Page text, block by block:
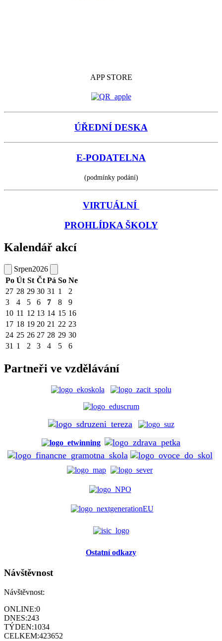
APP STORE
ÚŘEDNÍ DESKA
E-PODATELNA
(podmínky podání)
VIRTUÁLNÍ
PROHLÍDKA ŠKOLY
Kalendář akcí
Srpen2026
Po Út St Čt Pá So Ne
27 28 29 30 31 1
2
3
4 5 6 7 8
9
10 11 12 13 14 15 16
17 18 19 20 21 22 23
24 25 26 27 28 29 30
31 1 2 3 4 5 6
Partneři ve vzdělávání
Ostatní odkazy
Návštěvnost
Návštěvnost:
ONLINE:0
DNES:243
TÝDEN:1034
CELKEM:423652